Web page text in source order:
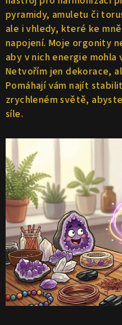
pyramidy, amuletu či
ale i vhledy, které ke
napojení. Moje orgonity
aby v nich energie
Netvořím jen dekorace,
Pomáhají vám najít
zrychleném světě,
síle.